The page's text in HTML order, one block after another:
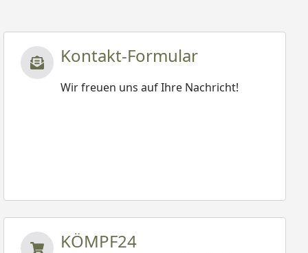
Kontakt-Formular
Wir freuen uns auf Ihre Nachricht!
KÖMPF24